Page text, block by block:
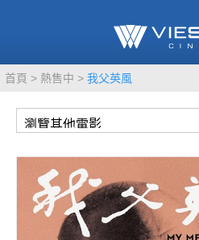
首頁 熱售中 我父英風
TITAN SCREEN
MUCROWN
IMAX